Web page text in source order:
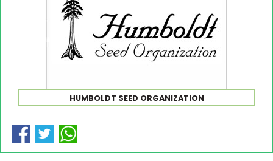
HUMBOLDT SEED ORGANIZATION